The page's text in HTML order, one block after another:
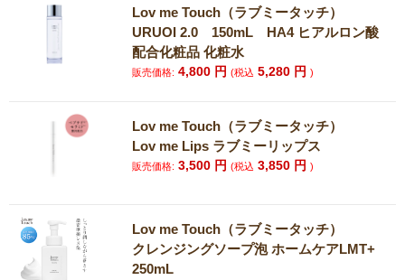
Lov me Touch（ラブミータッチ）
URUOI 2.0 150mL HA4 ヒアルロン酸
配合化粧品 化粧水
販売価格: 4,800 円(税込 5,280 円)
Lov me Touch（ラブミータッチ）
Lov me Lips ラブミーリップス
販売価格: 3,500 円(税込 3,850 円)
Lov me Touch（ラブミータッチ）
クレンジングソープ泡 ホームケアLMT+
250mL